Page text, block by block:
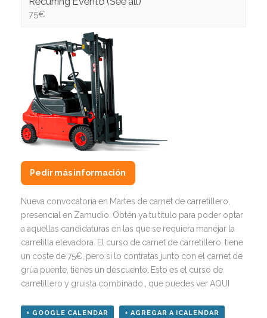
75€
Pedir más información
Nueva convocatoria en Martes de carnet de carretillero,
presencial en Zamudio. Obtén ya tu título para poder optar
a aquellas candidaturas en las que se requiera manejar la
carretilla elevadora. El curso de carnet de carretillero, tiene
un coste de 75€, pero si lo contratas junto con el carnet de
grúa puente, tienes un descuento. Esto es el curso de
carretillero y gruista combinado , que puedes ver AQUI
+ GOOGLE CALENDAR + AGREGAR A ICALENDAR